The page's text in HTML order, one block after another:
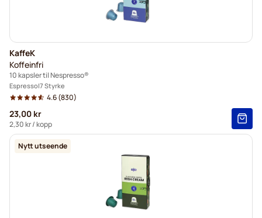
KaffeK
Koffeinfri
10 kapsler til Nespresso®
Espresso 7 Styrke
4.6(830)
23,00 kr
2,30 kr/ kopp
Nytt utseende